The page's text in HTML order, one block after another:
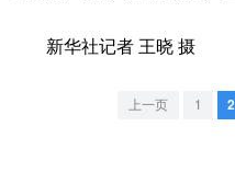
北京 天津
新华社记者 王晓 摄
上一页 1 2